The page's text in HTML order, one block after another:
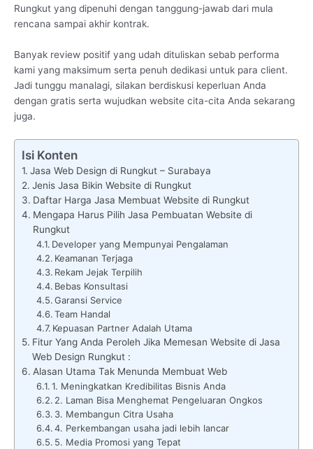
Rungkut yang dipenuhi dengan tanggung-jawab dari mula
rencana sampai akhir kontrak.
Banyak review positif yang udah dituliskan sebab performa
kami yang maksimum serta penuh dedikasi untuk para client.
Jadi tunggu manalagi, silakan berdiskusi keperluan Anda
dengan gratis serta wujudkan website cita-cita Anda sekarang
juga.
Isi Konten
Jasa Web Design di Rungkut – Surabaya
Jenis Jasa Bikin Website di Rungkut
Daftar Harga Jasa Membuat Website di Rungkut
Mengapa Harus Pilih Jasa Pembuatan Website di
Rungkut
Developer yang Mempunyai Pengalaman
Keamanan Terjaga
Rekam Jejak Terpilih
Bebas Konsultasi
Garansi Service
Team Handal
Kepuasan Partner Adalah Utama
Fitur Yang Anda Peroleh Jika Memesan Website di Jasa
Web Design Rungkut :
Alasan Utama Tak Menunda Membuat Web
1. Meningkatkan Kredibilitas Bisnis Anda
2. Laman Bisa Menghemat Pengeluaran Ongkos
3. Membangun Citra Usaha
4. Perkembangan usaha jadi lebih lancar
5. Media Promosi yang Tepat